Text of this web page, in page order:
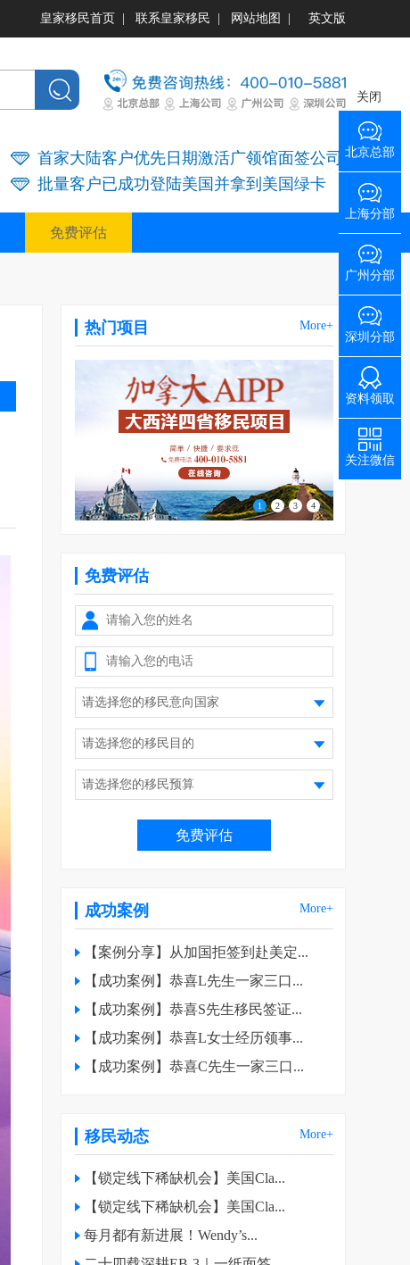
皇家移民首页 联系皇家移民 网站地图 英文版
首家大陆客户优先日期激活广领馆面签公司
批量客户已成功登陆美国并拿到美国绿卡
免费评估
热门项目 More+
1 2 3 4
免费评估
成功案例 More+
【案例分享】从加国拒签到赴美定...
【成功案例】恭喜L先生一家三口...
【成功案例】恭喜S先生移民签证...
【成功案例】恭喜L女士经历领事...
【成功案例】恭喜C先生一家三口...
移民动态 More+
【锁定线下稀缺机会】美国Cla...
【锁定线下稀缺机会】美国Cla...
每月都有新进展！Wendy’s...
关闭
北京总部
上海分部
广州分部
深圳分部
资料领取
关注微信